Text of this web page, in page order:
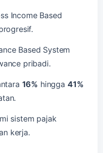
Income Based
Based System
pribadi.
16% hingga 41%
sistem pajak
kerja.